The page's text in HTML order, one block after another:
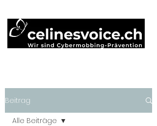
Beitrag
Alle Beiträge